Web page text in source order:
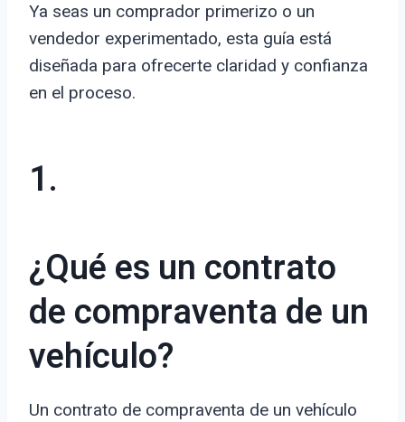
Ya seas un comprador primerizo o un
vendedor experimentado, esta guía está
diseñada para ofrecerte claridad y confianza
en el proceso.
1.
¿Qué es un contrato
de compraventa de un
vehículo?
Un contrato de compraventa de un vehículo